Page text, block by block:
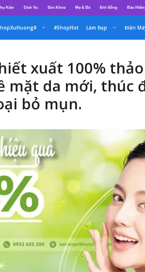
Kiện Dịch Vụ Sức Khỏe Mẹ & Bé Đời Sống Bảo Hiểm
#ShopHot Làm Đẹp Điện
xuất 100%
da mới, thúc
bỏ mụn.